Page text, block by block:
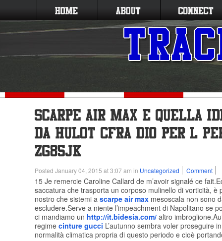
Posted January 04, 2015 at 3:07 am in Uncategorized Comment
15 Je remercie Caroline Callard de m’avoir signalé ce
saccatura che trasporta un corposo mulinello di vorticità, è
nostro che sistemi a scarpe air max mesoscala non sono
escludere.Serve a niente l’impeachment di Napolitano se
ci mandiamo un http://it.bidesia.com/ altro
regime cinture gucci L’autunno sembra voler proseguire
normalità climatica propria di questo periodo e cioè